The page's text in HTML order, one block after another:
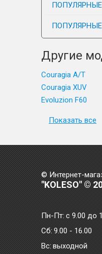
Другие
Couragia A/T
Couragia XUV
Evoluzion F60
Показать все
© Интернет-
"KOLESO" ©
Пн-Пт:с 9.00 до
Сб: 9.00 - 16.00
Bc: выходной